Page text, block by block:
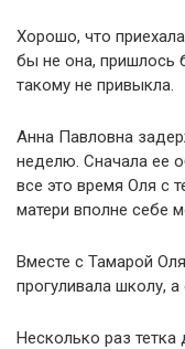
Хорошо, что
бы не она, пришлось
такому не привыкла.
Анна Павловна
неделю. Сначала ее
все это время Оля с
матери вполне себе
Вместе с Тамарой
прогуливала школу,
Несколько раз